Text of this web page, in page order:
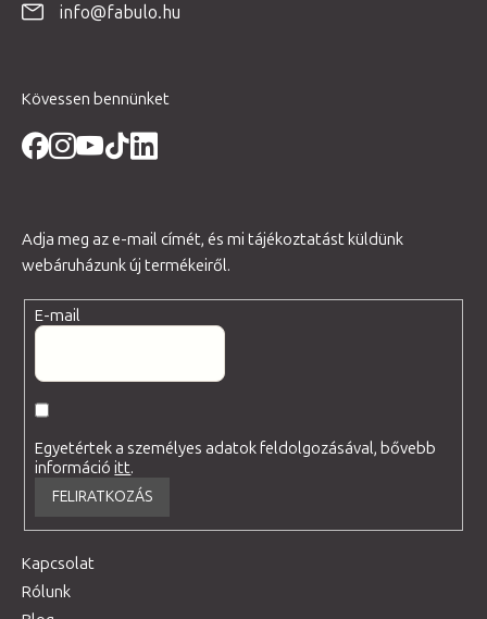
info@fabulo.hu
Kövessen bennünket
Adja meg az e-mail címét, és mi tájékoztatást küldünk
webáruházunk új termékeiről.
E-mail
Egyetértek a személyes adatok feldolgozásával, bővebb
információitt.
FELIRATKOZÁS
Kapcsolat
Rólunk